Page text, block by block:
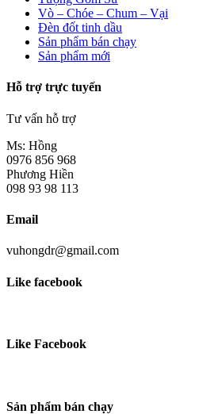
Vò – Chóe – Chum – Vại
Đèn đốt tinh dầu
Sản phẩm bán chạy
Sản phẩm mới
Hỗ trợ trực tuyến
Tư vấn hỗ trợ
Ms: Hồng
0976 856 968
Phương Hiền
098 93 98 113
Email
vuhongdr@gmail.com
Like facebook
Like Facebook
Sản phẩm bán chạy